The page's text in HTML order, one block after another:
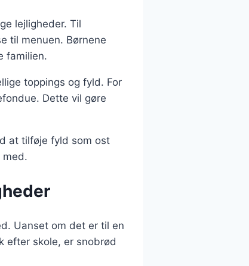
lejligheder. Til
til menuen. Børnene
familien.
toppings og fyld. For
Dette vil gøre
at tilføje fyld som ost
med.
Uanset om det er til en
efter skole, er snobrød